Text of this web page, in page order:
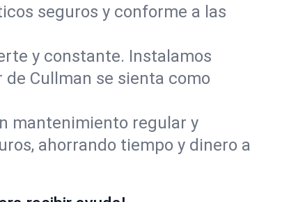
seguros y conforme a las
y constante. Instalamos
Cullman se sienta como
mantenimiento regular y
ahorrando tiempo y dinero a